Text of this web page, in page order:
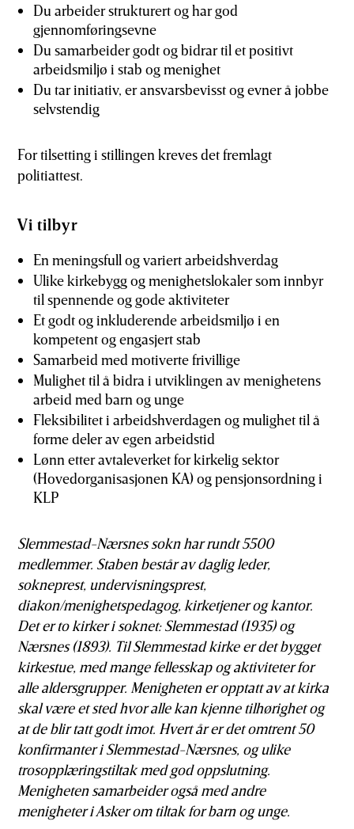
Du arbeider strukturert og har god
gjennomføringsevne
Du samarbeider godt og bidrar til et positivt
arbeidsmiljø i stab og menighet
Du tar initiativ, er ansvarsbevisst og evner å jobbe
selvstendig
For tilsetting i stillingen kreves det fremlagt
politiattest.
Vi tilbyr
En meningsfull og variert arbeidshverdag
Ulike kirkebygg og menighetslokaler som innbyr
til spennende og gode aktiviteter
Et godt og inkluderende arbeidsmiljø i en
kompetent og engasjert stab
Samarbeid med motiverte frivillige
Mulighet til å bidra i utviklingen av menighetens
arbeid med barn og unge
Fleksibilitet i arbeidshverdagen og mulighet til å
forme deler av egen arbeidstid
Lønn etter avtaleverket for kirkelig sektor
(Hovedorganisasjonen KA) og pensjonsordning i
KLP
Slemmestad-Nærsnes sokn har rundt 5500
medlemmer. Staben består av daglig leder,
sokneprest, undervisningsprest,
diakon/menighetspedagog, kirketjener og kantor.
Det er to kirker i soknet: Slemmestad (1935) og
Nærsnes (1893). Til Slemmestad kirke er det bygget
kirkestue, med mange fellesskap og aktiviteter for
alle aldersgrupper. Menigheten er opptatt av at kirka
skal være et sted hvor alle kan kjenne tilhørighet og
at de blir tatt godt imot. Hvert år er det omtrent 50
konfirmanter i Slemmestad-Nærsnes, og ulike
trosopplæringstiltak med god oppslutning.
Menigheten samarbeider også med andre
menigheter i Asker om tiltak for barn og unge.